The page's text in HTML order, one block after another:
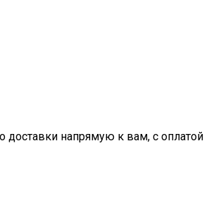
доставки напрямую к вам, с оплатой